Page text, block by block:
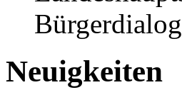
Neuigkeiten